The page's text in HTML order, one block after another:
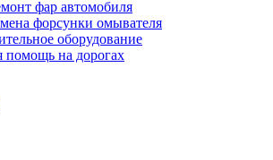
фар автомобиля
форсунки омывателя
оборудование
помощь на дорогах